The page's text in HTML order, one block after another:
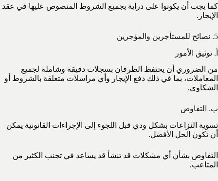
كما يجب أن يكونوا على دراية بجميع الشروط المنصوص عليها في عقد
الإيجار.
5. نصائح للمستأجرين والمؤجرين
أ. توثيق الأمور
من الضروري أن يحتفظ الطرفان بسجلات دقيقة وشاملة لجميع
المعاملات، بما في ذلك دفع الإيجار وأي مراسلات متعلقة بالشروط أو
الشكاوى.
ب. التفاوض
تسوية النزاعات بشكل ودي قبل اللجوء إلى الإجراءات القانونية يمكن
أن تكون الحل الأفضل.
التفاوض بشأن أي مشكلات قد تنشأ قد يساعد في تجنب الكثير من
المتاعب.